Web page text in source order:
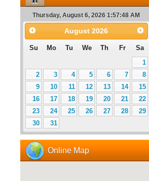
Thursday, August 6, 2026 1:57:49 AM
August 2026
Su Mo Tu We Th Fr
Sa
1
2
3 4 5 6 7
8
9
10 11 12 13 14
15
16
17 18 19 20 21
22
23
24 25 26 27 28
29
30
31
Online Map